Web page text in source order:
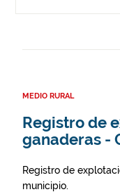
MEDIO RURAL
Registro de
ganaderas -
Registro de
municipio.